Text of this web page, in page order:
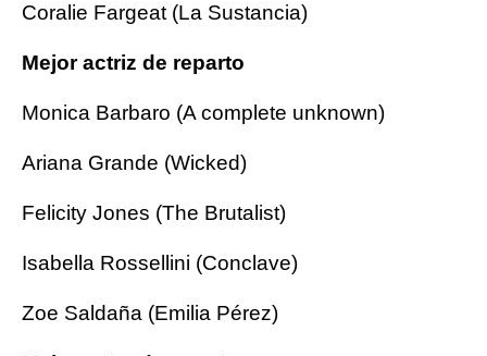
Coralie Fargeat (La Sustancia)
Mejor actriz de reparto
Monica Barbaro (A complete unknown)
Ariana Grande (Wicked)
Felicity Jones (The Brutalist)
Isabella Rossellini (Conclave)
Zoe Saldaña (Emilia Pérez)